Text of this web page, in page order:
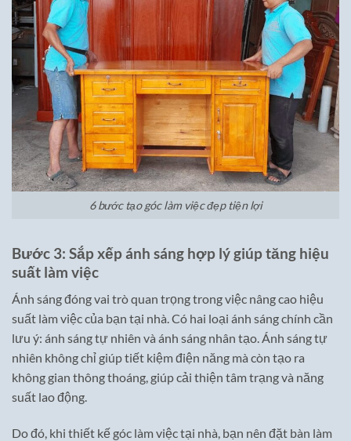
6 bước tạo góc làm việc đẹp tiện lợi
Bước 3: Sắp xếp ánh sáng hợp lý giúp tăng hiệu
suất làm việc
Ánh sáng đóng vai trò quan trọng trong việc nâng cao hiệu
suất làm việc của bạn tại nhà. Có hai loại ánh sáng chính cần
lưu ý: ánh sáng tự nhiên và ánh sáng nhân tạo. Ánh sáng tự
nhiên không chỉ giúp tiết kiệm điện năng mà còn tạo ra
không gian thông thoáng, giúp cải thiện tâm trạng và năng
suất lao động.
Do đó, khi thiết kế góc làm việc tại nhà, bạn nên đặt bàn làm